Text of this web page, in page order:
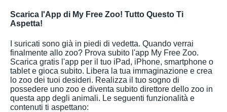
Scarica l'App di My Free Zoo! Tutto Questo Ti
Aspetta!
I suricati sono già in piedi di vedetta. Quando verrai
finalmente allo zoo? Prova subito l'app My Free Zoo.
Scarica gratis l'app per il tuo iPad, iPhone, smartphone o
tablet e gioca subito. Libera la tua immaginazione e crea
lo zoo dei tuoi desideri. Realizza il tuo sogno di
possedere uno zoo e diventa subito direttore dello zoo in
questa app degli animali. Le seguenti funzionalità e
contenuti ti aspettano: